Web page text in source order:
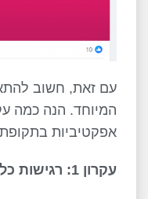
עם זאת, חשוב
המיוחד. הנה כמה
אפקטיביות
עקרון 1: רגישות כלפי המצב, אמפתיה